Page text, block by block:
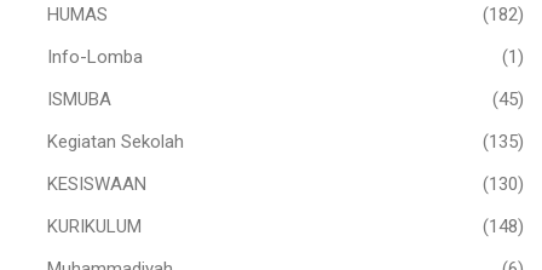
HUMAS
(182)
Info-Lomba
(1)
ISMUBA
(45)
Kegiatan Sekolah
(135)
KESISWAAN
(130)
KURIKULUM
(148)